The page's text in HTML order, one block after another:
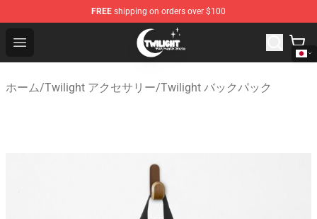
FREE shipping on orders over $100
Open menu
Twilight Store - Official Twilight Merchandise Shop
ホーム/Twilight アクセサリー/Twilight バックパック